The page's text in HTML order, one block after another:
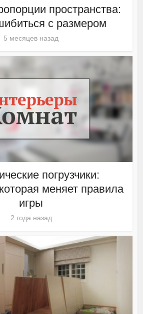
пространства:
с размером
5 месяцев назад
погрузчики:
меняет правила
игры
2 года назад